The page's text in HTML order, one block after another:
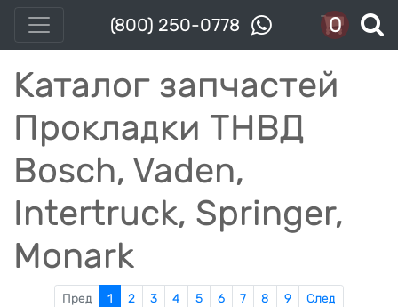
(800) 250-0778 0
Каталог запчастей
Прокладки ТНВД
Bosch, Vaden,
Intertruck, Springer,
Monark
Пред 1 2 3 4 5 6 7 8 9 След